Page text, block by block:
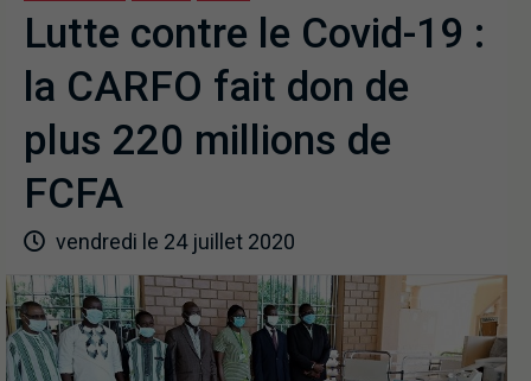
Lutte contre le Covid-19 :
la CARFO fait don de
plus 220 millions de
FCFA
vendredi le 24 juillet 2020